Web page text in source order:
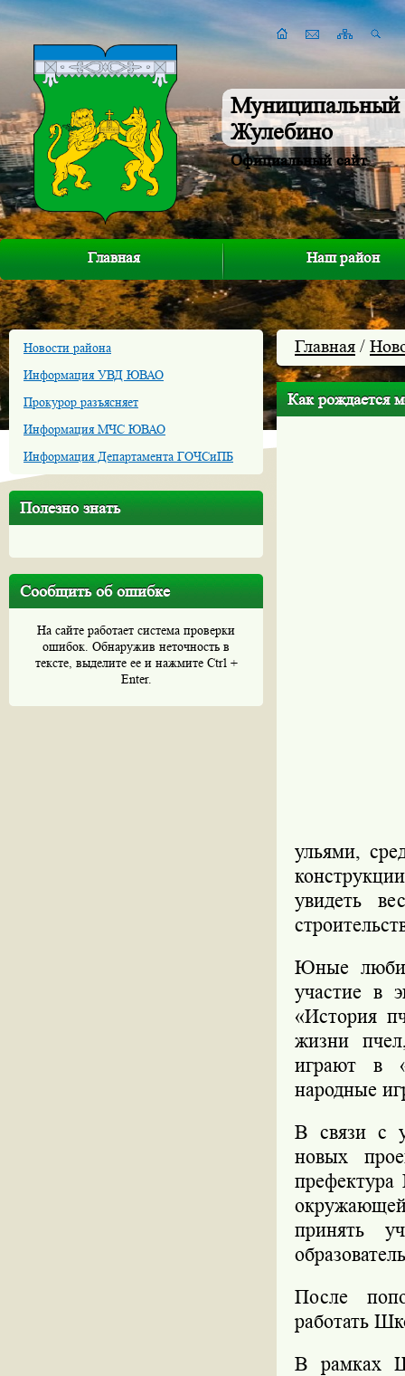
Муниципальный
Жулебино
Официальный сайт
Главная Наш район
Новости района
Информация УВД ЮВАО
Прокурор разъясняет
Информация МЧС ЮВАО
Информация Департамента ГОЧСиПБ
Полезно знать
Сообщить об ошибке
На сайте работает система проверки
ошибок. Обнаружив неточность в
тексте, выделите ее и нажмите Ctrl +
Enter.
Главная /
Как рождается
ульями,
увидеть
Юные
участие в
«История
жизни
играют в
народные
В связи с
новых
принять
После
работать
В рамках